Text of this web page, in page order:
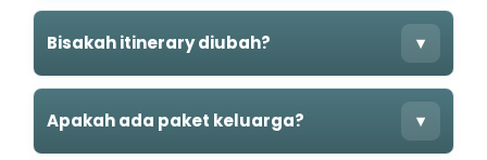
Bisakah itinerary diubah? ▾
Apakah ada paket keluarga? ▾